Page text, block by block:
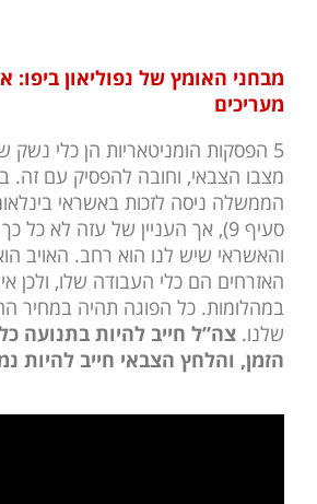
מבחני האומץ של נפוליאון
מעריכים
5 הפסקות הומניטאריות הן כלי נשק
מצבו הצבאי, וחובה להפסיק עם זה.
הממשלה ניסה לזכות באשראי
סעיף 9), אך העניין של עזה לא כל
והאשראי שיש לנו הוא רחב. האויב
האזרחים הם כלי העבודה שלו, ולכן
במהלומות. כל הפוגה תהיה במחיר
שלנו. צה”ל חייב להיות בתנועה
הזמן, והלחץ הצבאי חייב להיות